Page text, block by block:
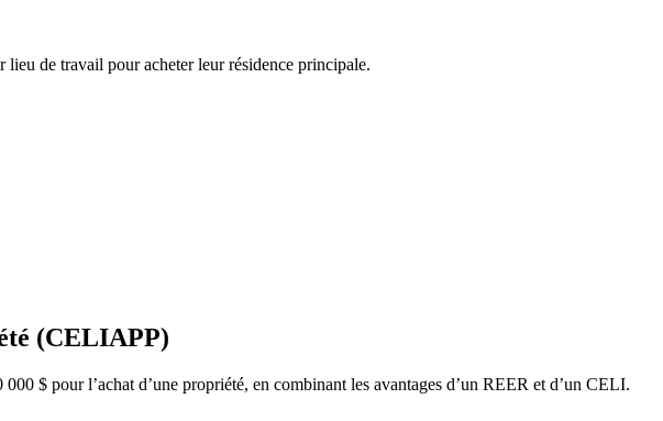
lieu de travail pour acheter leur résidence principale.
(CELIAPP)
$ pour l’achat d’une propriété, en combinant les avantages d’un REER et d’un CELI.